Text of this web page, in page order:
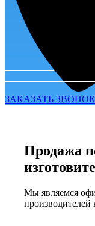
ЗАКАЗАТЬ ЗВОНОК
Продажа
Мы являемся
производителей